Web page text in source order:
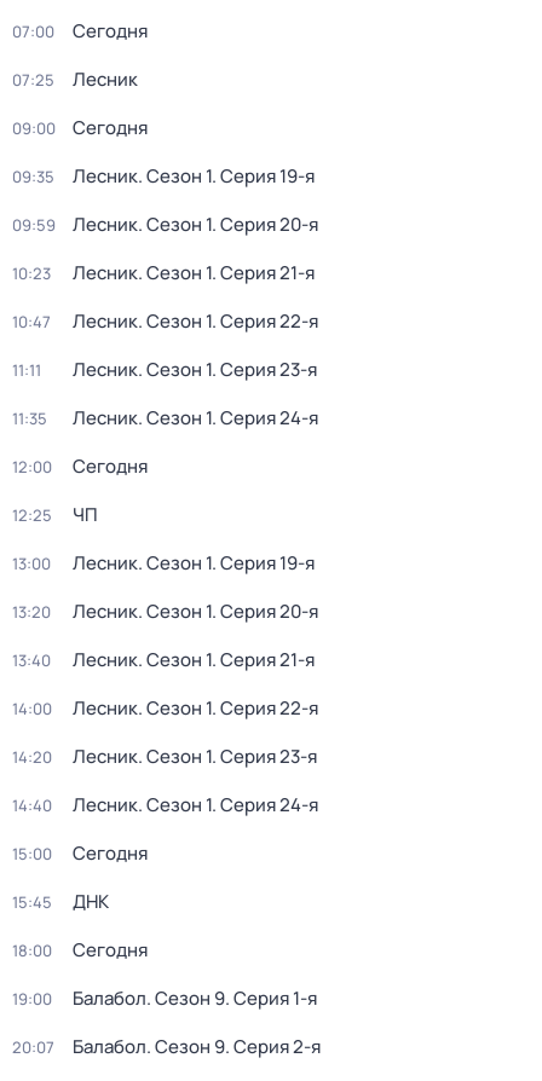
07:00 Сегодня
07:25 Лесник
09:00 Сегодня
09:35 Лесник. Сезон 1. Серия 19-я
09:59 Лесник. Сезон 1. Серия 20-я
10:23 Лесник. Сезон 1. Серия 21-я
10:47 Лесник. Сезон 1. Серия 22-я
11:11 Лесник. Сезон 1. Серия 23-я
11:35 Лесник. Сезон 1. Серия 24-я
12:00 Сегодня
12:25 ЧП
13:00 Лесник. Сезон 1. Серия 19-я
13:20 Лесник. Сезон 1. Серия 20-я
13:40 Лесник. Сезон 1. Серия 21-я
14:00 Лесник. Сезон 1. Серия 22-я
14:20 Лесник. Сезон 1. Серия 23-я
14:40 Лесник. Сезон 1. Серия 24-я
15:00 Сегодня
15:45 ДНК
18:00 Сегодня
19:00 Балабол. Сезон 9. Серия 1-я
20:07 Балабол. Сезон 9. Серия 2-я